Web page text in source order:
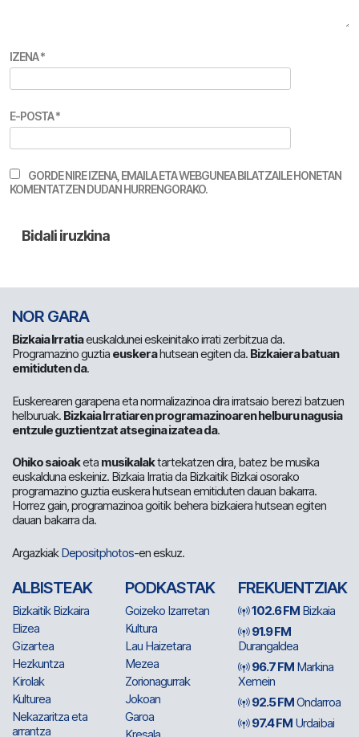
IZENA*
E-POSTA*
GORDE NIRE IZENA, EMAILA ETA WEBGUNEA BILATZAILE HONETAN
KOMENTATZEN DUDAN HURRENGORAKO.
NOR GARA
Bizkaia Irratiaeuskaldunei eskeinitako irrati zerbitzua da.
Programazino guztia euskerahutsean egiten da. Bizkaiera batuan
emitiduten da.
Euskerearen garapena eta normalizazinoa dira irratsaio berezi batzuen
helburuak. Bizkaia Irratiaren programazinoaren helburu nagusia
entzule guztientzat atsegina izatea da.
Ohiko saioaketa musikalaktartekatzen dira, batez be musika
euskalduna eskeiniz. Bizkaia Irratia da Bizkaitik Bizkai osorako
programazino guztia euskera hutsean emitiduten dauan bakarra.
Horrez gain, programazinoa goitik behera bizkaiera hutsean egiten
dauan bakarra da.
ArgazkiakDepositphotos-en eskuz.
ALBISTEAK
Bizkaitik Bizkaira
Elizea
Gizartea
Hezkuntza
Kirolak
Kulturea
Nekazaritza eta
arrantza
PODKASTAK
Goizeko Izarretan
Kultura
Lau Haizetara
Mezea
Zorionagurrak
Jokoan
Garoa
FREKUENTZIAK
102.6 FM Bizkaia
91.9 FM
Durangaldea
96.7 FM Markina
Xemein
92.5 FMOndarroa
97.4 FM Urdaibai